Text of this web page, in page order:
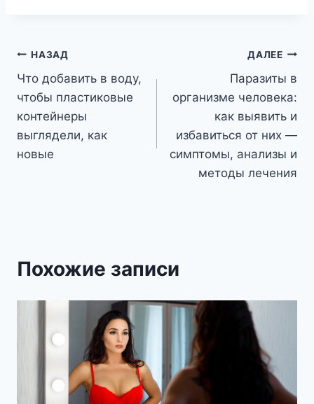
Навигация
по
записям
НАЗАД
Что добавить в воду,
чтобы пластиковые
контейнеры
выглядели, как
новые
ДАЛЕЕ
Паразиты в
организме человека:
как выявить и
избавиться от них —
симптомы, анализы и
методы лечения
Похожие записи